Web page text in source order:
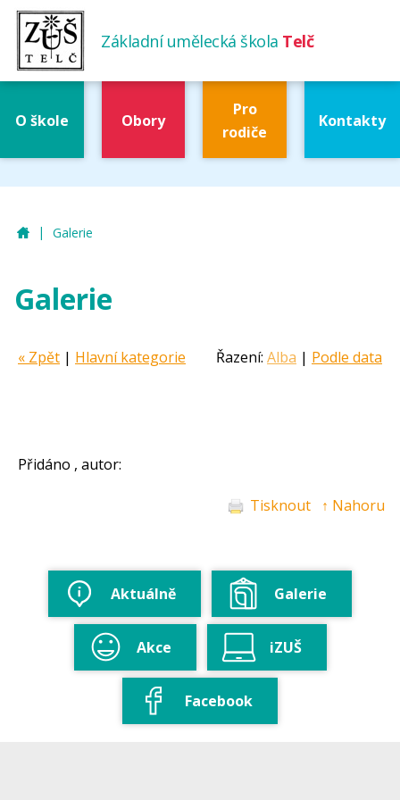
Základní umělecká škola Telč
O škole Obory
Pro
rodiče
Kontakty
ZUŠ Telč
| Galerie
Galerie
Řazení: Alba | Podle data
« Zpět | Hlavní kategorie
Přidáno , autor:
Tisknout ↑ Nahoru
Aktuálně Galerie
Akce iZUŠ
Facebook